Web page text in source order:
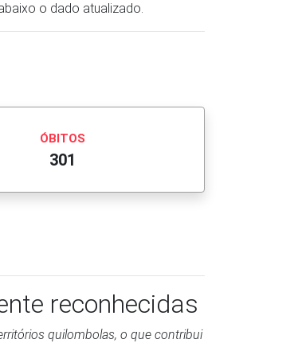
o dado atualizado.
ÓBITOS
301
reconhecidas
quilombolas, o que contribui